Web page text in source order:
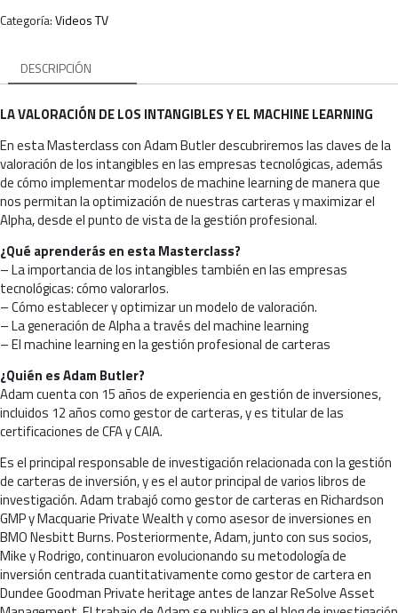
Categoría:Videos TV
DESCRIPCIÓN
LA VALORACIÓN DE LOS INTANGIBLES Y EL MACHINE LEARNING
En esta Masterclass con Adam Butler descubriremos las claves de la
valoración de los intangibles en las empresas tecnológicas, además
de cómo implementar modelos de machine learning de manera que
nos permitan la optimización de nuestras carteras y maximizar el
Alpha, desde el punto de vista de la gestión profesional.
¿Qué aprenderás en esta Masterclass?
– La importancia de los intangibles también en las empresas
tecnológicas: cómo valorarlos.
– Cómo establecer y optimizar un modelo de valoración.
– La generación de Alpha a través del machine learning
– El machine learning en la gestión profesional de carteras
¿Quién es Adam Butler?
Adam cuenta con 15 años de experiencia en gestión de inversiones,
incluidos 12 años como gestor de carteras, y es titular de las
certificaciones de CFA y CAIA.
Es el principal responsable de investigación relacionada con la gestión
de carteras de inversión, y es el autor principal de varios libros de
investigación. Adam trabajó como gestor de carteras en Richardson
GMP y Macquarie Private Wealth y como asesor de inversiones en
BMO Nesbitt Burns. Posteriormente, Adam, junto con sus socios,
Mike y Rodrigo, continuaron evolucionando su metodología de
inversión centrada cuantitativamente como gestor de cartera en
Dundee Goodman Private heritage antes de lanzar ReSolve Asset